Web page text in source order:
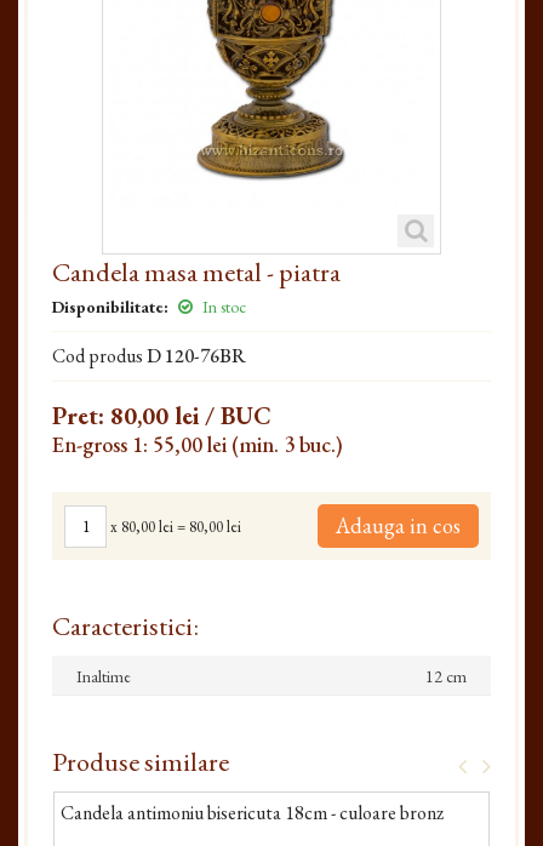
Candela masa metal - piatra
Disponibilitate: In stoc
Cod produsD 120-76BR
Pret: 80,00 lei/ BUC
En-gross 1: 55,00 lei (min. 3 buc.)
x 80,00 lei= 80,00 lei Adauga in cos
Caracteristici:
Inaltime 12 cm
Produse similare
Candela antimoniu bisericuta 18cm - culoare bronz